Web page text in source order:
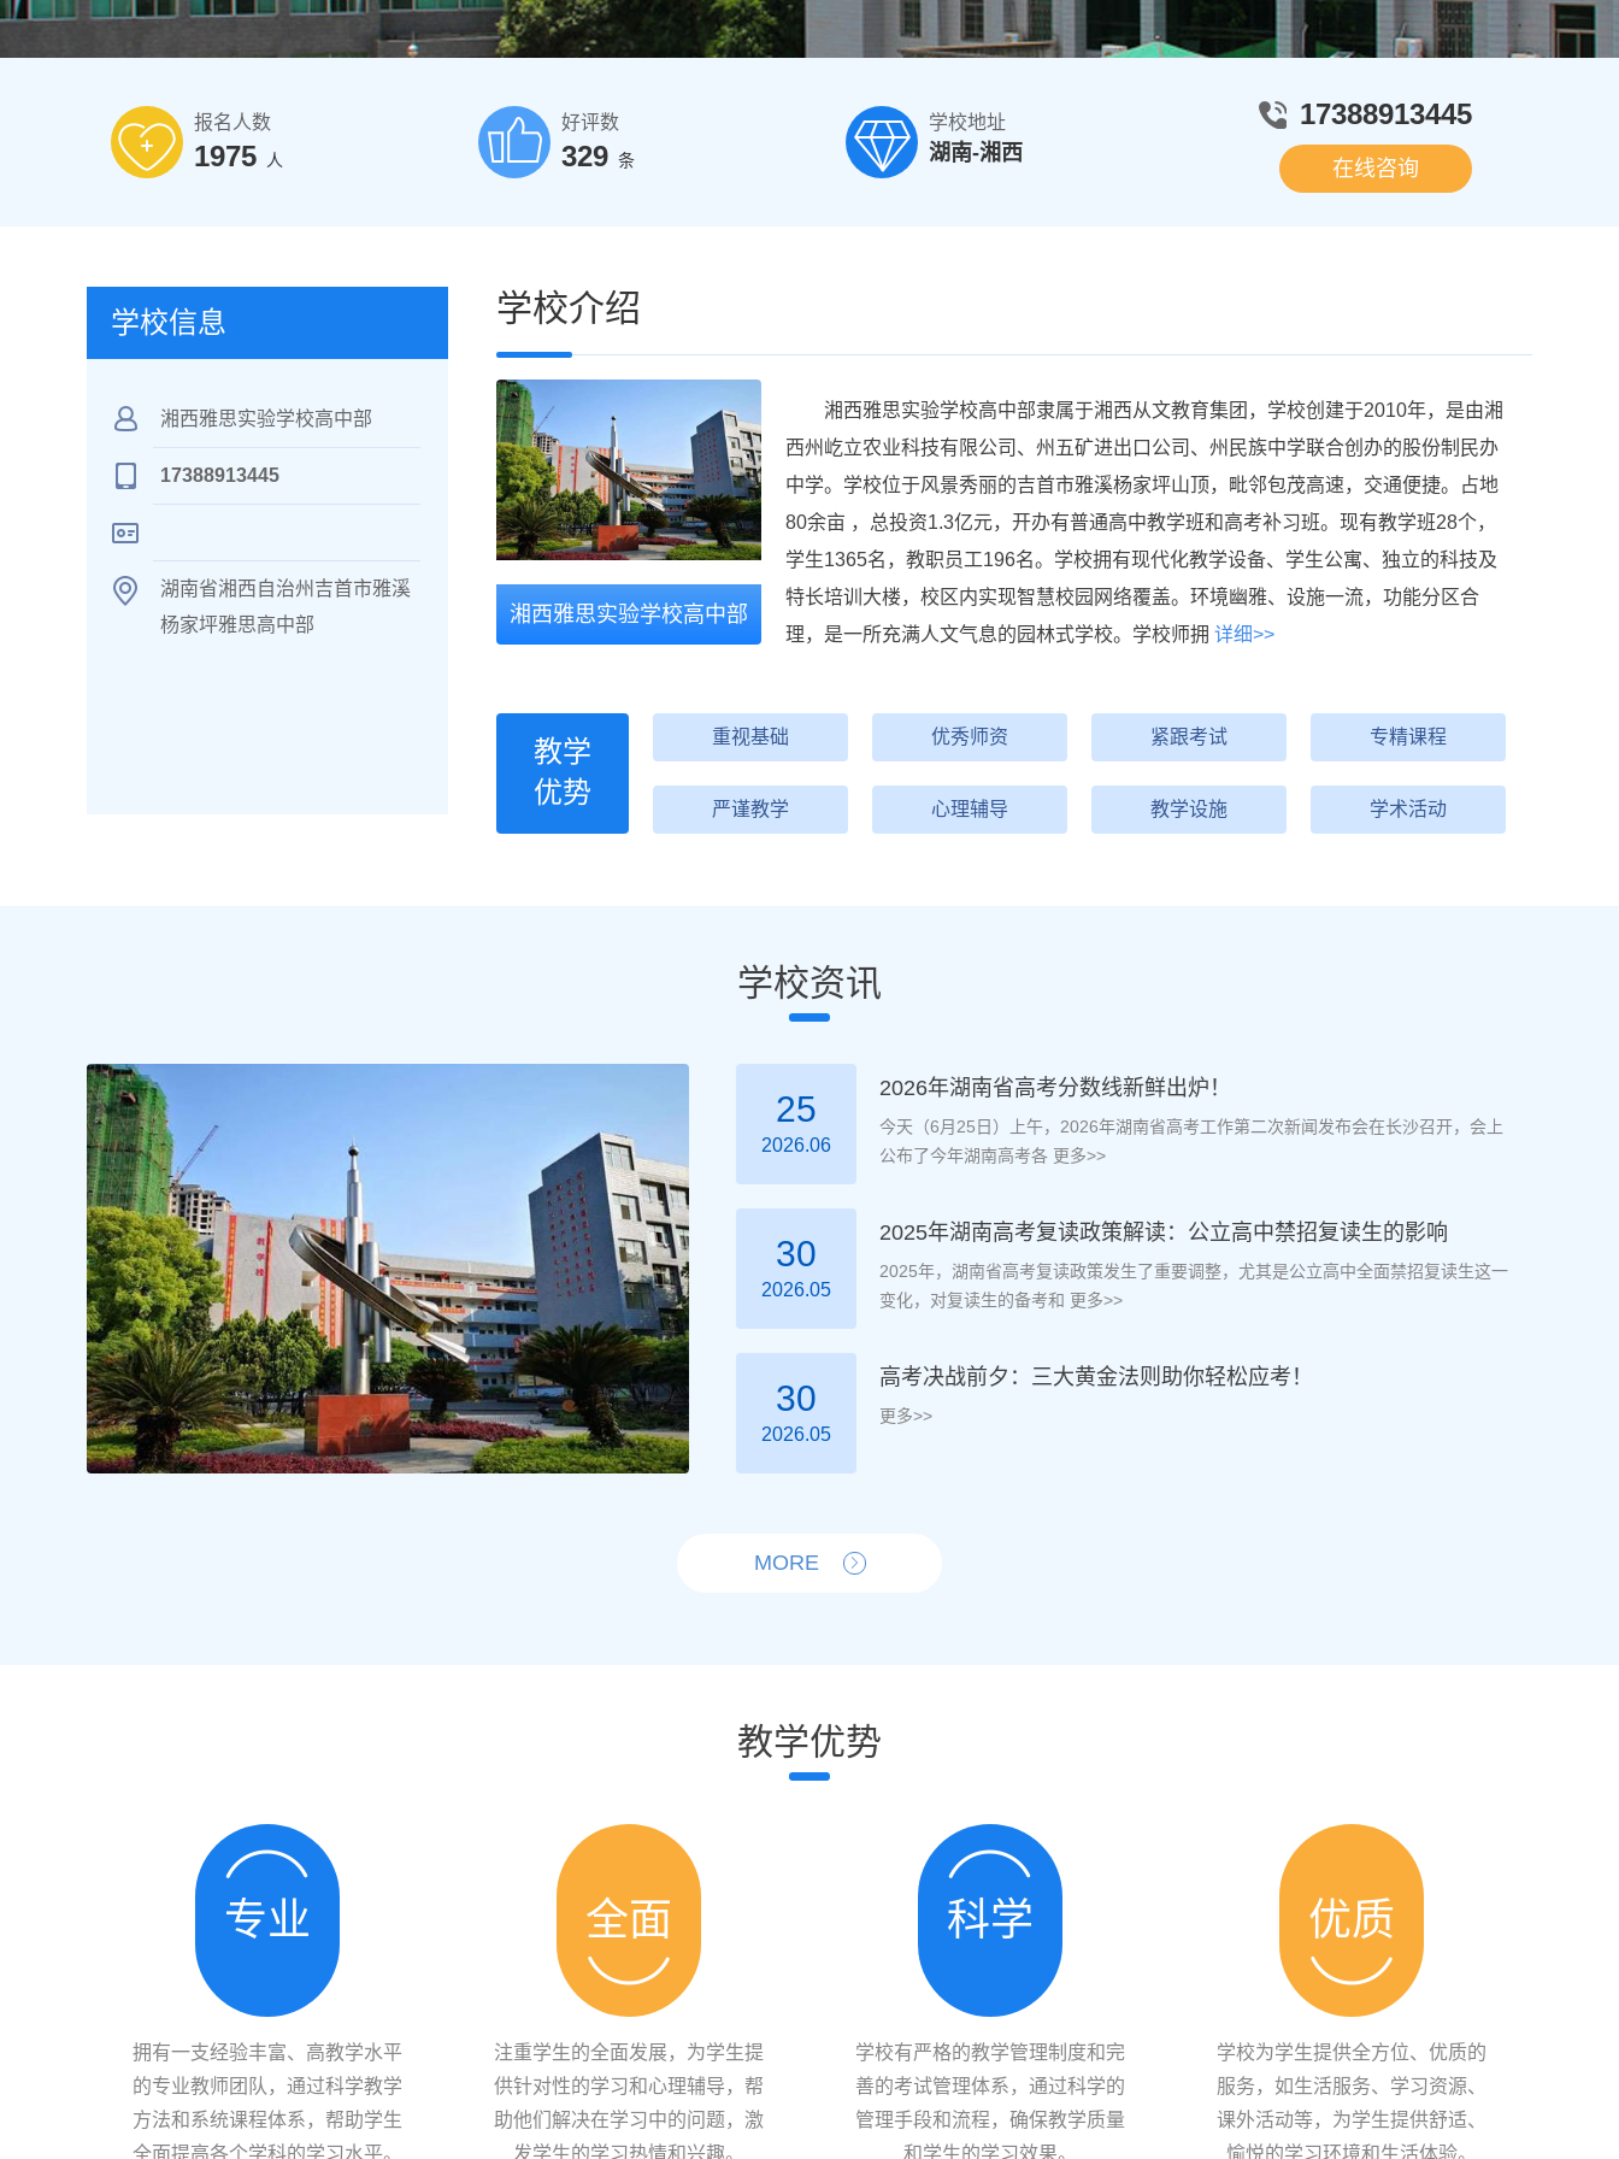
报名人数
1975 人
好评数
329 条
学校地址
湖南-湘西
17388913445
在线咨询
学校信息
湘西雅思实验学校高中部
17388913445
湖南省湘西自治州吉首市雅溪
杨家坪雅思高中部
学校介绍
湘西雅思实验学校高中部
湘西雅思实验学校高中部隶属于湘西从文教育集团，学校创建于2010年，是由湘
西州屹立农业科技有限公司、州五矿进出口公司、州民族中学联合创办的股份制民办
中学。学校位于风景秀丽的吉首市雅溪杨家坪山顶，毗邻包茂高速，交通便捷。占地
80余亩 ，总投资1.3亿元，开办有普通高中教学班和高考补习班。现有教学班28个，
学生1365名，教职员工196名。学校拥有现代化教学设备、学生公寓、独立的科技及
特长培训大楼，校区内实现智慧校园网络覆盖。环境幽雅、设施一流，功能分区合
理，是一所充满人文气息的园林式学校。学校师拥 详细>>
教学
优势
重视基础 优秀师资 紧跟考试 专精课程
严谨教学 心理辅导 教学设施 学术活动
学校资讯
25
2026.06
2026年湖南省高考分数线新鲜出炉！
今天（6月25日）上午，2026年湖南省高考工作第二次新闻发布会在长沙召开，会上
公布了今年湖南高考各 更多>>
30
2026.05
2025年湖南高考复读政策解读：公立高中禁招复读生的影响
2025年，湖南省高考复读政策发生了重要调整，尤其是公立高中全面禁招复读生这一
变化，对复读生的备考和 更多>>
30
2026.05
高考决战前夕：三大黄金法则助你轻松应考！
更多>>
MORE
教学优势
专业
拥有一支经验丰富、高教学水平
的专业教师团队，通过科学教学
方法和系统课程体系，帮助学生
全面提高各个学科的学习水平。
全面
注重学生的全面发展，为学生提
供针对性的学习和心理辅导，帮
助他们解决在学习中的问题，激
发学生的学习热情和兴趣。
科学
学校有严格的教学管理制度和完
善的考试管理体系，通过科学的
管理手段和流程，确保教学质量
和学生的学习效果。
优质
学校为学生提供全方位、优质的
服务，如生活服务、学习资源、
课外活动等，为学生提供舒适、
愉悦的学习环境和生活体验。